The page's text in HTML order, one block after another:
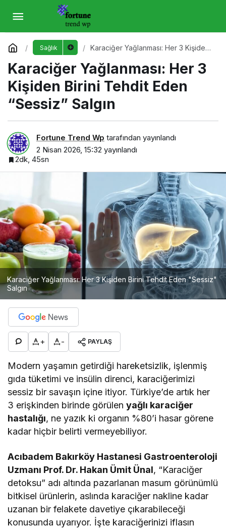
Sağlık
Karaciğer Yağlanması: Her 3 Kişiden
Karaciğer Yağlanması: Her 3
Kişiden Birini Tehdit Eden
“Sessiz” Salgın
Fortune Trend Wp tarafından yayınlandı
2 Nisan 2026, 15:32 yayınlandı
2dk, 45sn
Karaciğer Yağlanması: Her 3 Kişiden Birini Tehdit Eden "Sessiz"
Salgın
+ - PAYLAŞ
Modern yaşamın getirdiği hareketsizlik, işlenmiş
gıda tüketimi ve insülin direnci, karaciğerimizi
sessiz bir savaşın içine itiyor. Türkiye’de artık her
3 erişkinden birinde görülenyağlı karaciğer
hastalığı, ne yazık ki organın %80’i hasar görene
kadar hiçbir belirti vermeyebiliyor.
Acıbadem Bakırköy Hastanesi Gastroenteroloji
Uzmanı Prof. Dr. Hakan Ümit Ünal, “Karaciğer
detoksu” adı altında pazarlanan masum görünümlü
bitkisel ürünlerin, aslında karaciğer nakline kadar
uzanan bir felakete davetiye çıkarabileceği
konusunda uyarıyor. İşte karaciğerinizi iflasın
Karaciğer Yağlanması: Her 3 Kişiden Birini
Tehdit Eden “Sessiz” Salgın
Yorum Yap